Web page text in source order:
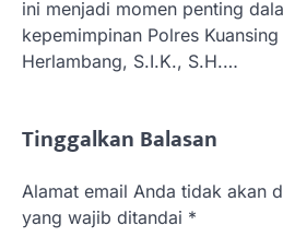
ini menjadi momen penting
kepemimpinan Polres
Herlambang, S.I.K., S.H.…
Tinggalkan Balasan
Alamat email Anda tidak akan
yang wajib ditandai *